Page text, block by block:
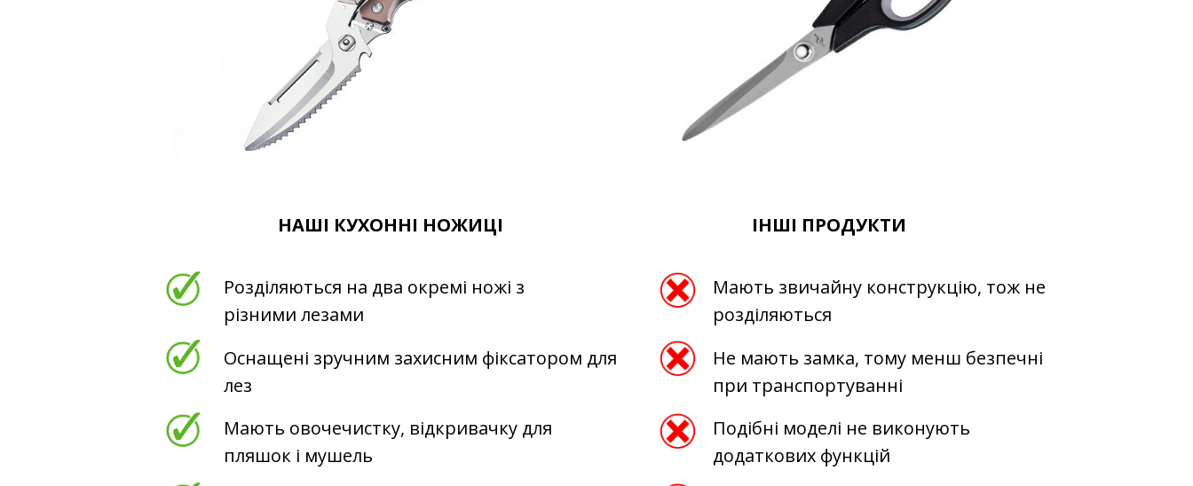
Розділяються на два окремі ножі з
різними лезами
Мають овочечистку, відкривачку для
пляшок і мушель
Оснащені зручним захисним фіксатором для
лез
Не мають замка, тому менш безпечні
при транспортуванні
Мають звичайну конструкцію, тож не
розділяються
Подібні моделі не виконують
додаткових функцій
НАШІ КУХОННІ НОЖИЦІ ІНШІ ПРОДУКТИ